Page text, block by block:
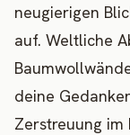
neugierigen
auf. Weltliche
deine
Zerstreuung im